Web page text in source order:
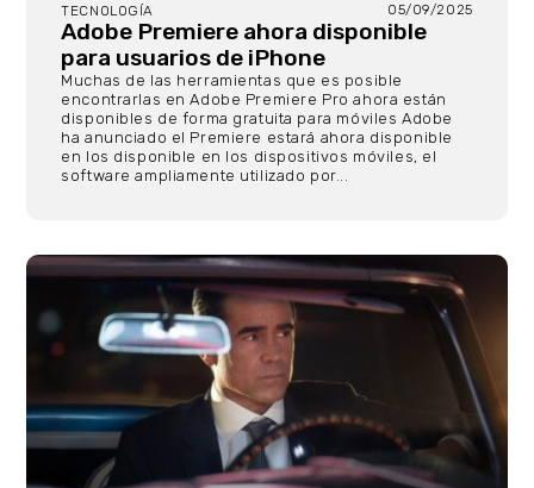
TECNOLOGÍA 05/09/2025
Adobe Premiere ahora disponible
para usuarios de iPhone
Muchas de las herramientas que es posible
encontrarlas en Adobe Premiere Pro ahora están
disponibles de forma gratuita para móviles Adobe
ha anunciado el Premiere estará ahora disponible
en los disponible en los dispositivos móviles, el
software ampliamente utilizado por...